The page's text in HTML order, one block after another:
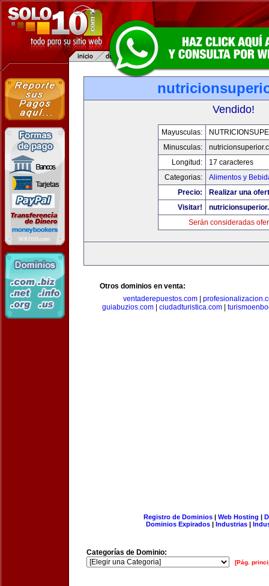
Vendido!
Mayusculas:
Minusculas:
Longitud:
17 caracteres
Categorias:
Alimentos y
Precio:
Realizar una
Visitar!
Serán consideradas
Otros dominios en venta:
ventaderepuestos.com
guiabuzios.com| ciudadturistica.com|
Registro de Dominios| Web Hosting |
Dominios Expirados | Industrias |
Categorías de Dominio:
[Pág.